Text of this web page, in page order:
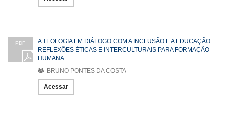
PDF
A TEOLOGIA EM DIÁLOGO COM A INCLUSÃO E A EDUCAÇÃO:
REFLEXÕES ÉTICAS E INTERCULTURAIS PARA FORMAÇÃO
HUMANA.
BRUNO PONTES DA COSTA
Acessar